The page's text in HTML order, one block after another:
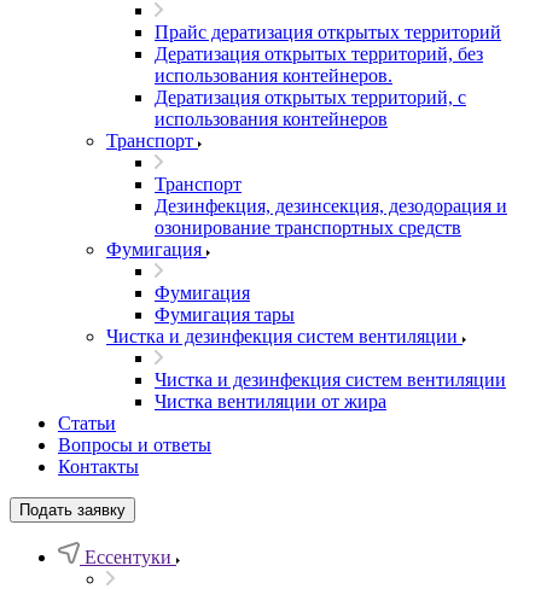
Прайс дератизация открытых территорий
Дератизация открытых территорий, без
использования контейнеров.
Дератизация открытых территорий, с
использования контейнеров
Транспорт
Транспорт
Дезинфекция, дезинсекция, дезодорация и
озонирование транспортных средств
Фумигация
Фумигация
Фумигация тары
Чистка и дезинфекция систем вентиляции
Чистка и дезинфекция систем вентиляции
Чистка вентиляции от жира
Статьи
Вопросы и ответы
Контакты
Подать заявку
Ессентуки